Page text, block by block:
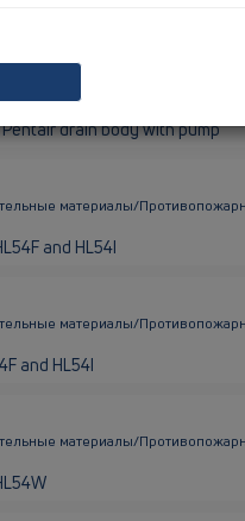
материалы/
on the wall for HL-
drain body with pump
материалы/
and HL54I
материалы/
and HL54I
материалы/